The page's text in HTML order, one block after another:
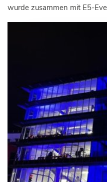
wurde zusammen mit E5-